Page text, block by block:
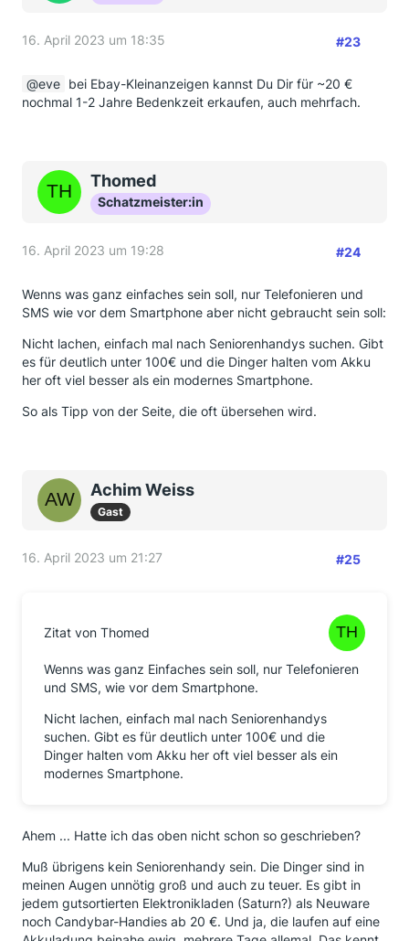
16. April 2023 um 18:35 #23
eve bei Ebay-Kleinanzeigen kannst Du Dir für ~20 €
nochmal 1-2 Jahre Bedenkzeit erkaufen, auch mehrfach.
Thomed
Schatzmeister:in
16. April 2023 um 19:28 #24
Wenns was ganz einfaches sein soll, nur Telefonieren und
SMS wie vor dem Smartphone aber nicht gebraucht sein soll:
Nicht lachen, einfach mal nach Seniorenhandys suchen. Gibt
es für deutlich unter 100€ und die Dinger halten vom Akku
her oft viel besser als ein modernes Smartphone.
So als Tipp von der Seite, die oft übersehen wird.
Achim Weiss
Gast
16. April 2023 um 21:27 #25
Zitat von Thomed
Wenns was ganz Einfaches sein soll, nur Telefonieren
und SMS, wie vor dem Smartphone.
Nicht lachen, einfach mal nach Seniorenhandys
suchen. Gibt es für deutlich unter 100€ und die
Dinger halten vom Akku her oft viel besser als ein
modernes Smartphone.
Ahem ... Hatte ich das oben nicht schon so geschrieben?
Muß übrigens kein Seniorenhandy sein. Die Dinger sind in
meinen Augen unnötig groß und auch zu teuer. Es gibt in
jedem gutsortierten Elektronikladen (Saturn?) als Neuware
noch Candybar-Handies ab 20 €. Und ja, die laufen auf eine